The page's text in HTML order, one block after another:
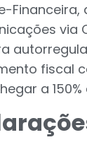
via
fiscal
a